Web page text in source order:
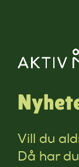
Vill du
Då har